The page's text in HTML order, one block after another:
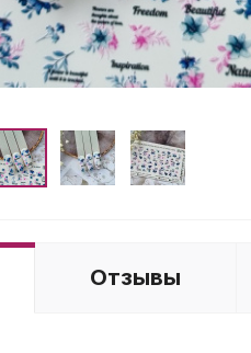
Отзывы